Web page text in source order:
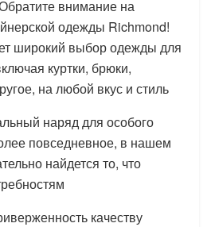
внимание на
одежды Richmond!
широкий выбор одежды для
куртки, брюки,
на любой вкус и стиль
наряд для особого
повседневное, в нашем
найдется то, что
качеству